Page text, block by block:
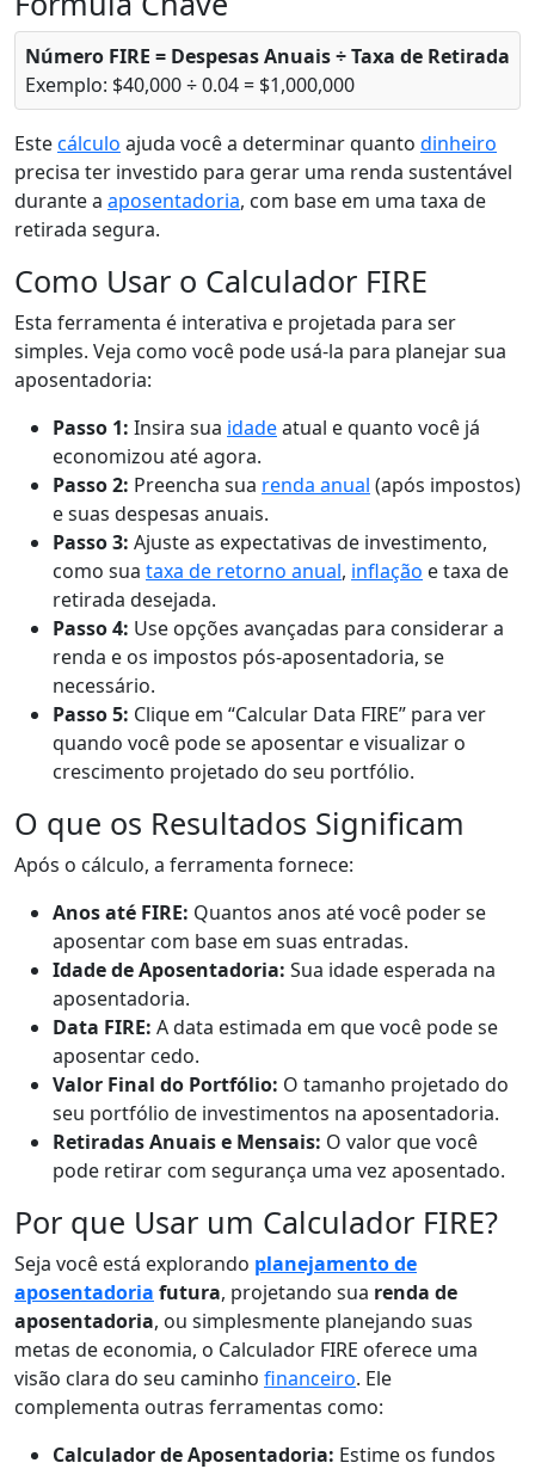
Número FIRE = Despesas Anuais ÷ Taxa de Retirada
Exemplo: $40,000 ÷ 0.04 = $1,000,000
Estecálculo ajuda você a determinar quanto dinheiro
precisa ter investido para gerar uma renda sustentável
durante a aposentadoria, com base em uma taxa de
retirada segura.
Como Usar o Calculador FIRE
Esta ferramenta é interativa e projetada para ser
simples. Veja como você pode usá-la para planejar sua
aposentadoria:
Passo 1: Insira sua idadeatual e quanto você já
economizou até agora.
Passo 2: Preencha sua renda anual (após impostos)
e suas despesas anuais.
Passo 3: Ajuste as expectativas de investimento,
como sua taxa de retorno anual, inflação e taxa de
retirada desejada.
Passo 4: Use opções avançadas para considerar a
renda e os impostos pós-aposentadoria, se
necessário.
Passo 5: Clique em “Calcular Data FIRE” para ver
quando você pode se aposentar e visualizar o
crescimento projetado do seu portfólio.
O que os Resultados Significam
Após o cálculo, a ferramenta fornece:
Anos até FIRE: Quantos anos até você poder se
aposentar com base em suas entradas.
Idade de Aposentadoria: Sua idade esperada na
aposentadoria.
Data FIRE: A data estimada em que você pode se
aposentar cedo.
Valor Final do Portfólio: O tamanho projetado do
seu portfólio de investimentos na aposentadoria.
Retiradas Anuais e Mensais: O valor que você
pode retirar com segurança uma vez aposentado.
Por que Usar um Calculador FIRE?
Seja você está explorando planejamento de
aposentadoria futura, projetando sua renda de
aposentadoria, ou simplesmente planejando suas
metas de economia, o Calculador FIRE oferece uma
visão clara do seu caminho financeiro. Ele
complementa outras ferramentas como:
Calculador de Aposentadoria: Estime os fundos